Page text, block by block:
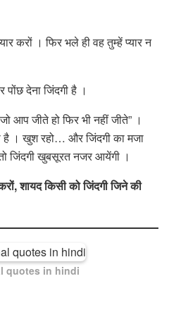
करों । फिर भले ही वह तुम्हें प्यार न
देना जिंदगी है ।
आप जीते हो फिर भी नहीं जीते” ।
है । खुश रहो… और जिंदगी का मजा
जिंदगी खुबसूरत नजर आयेंगी ।
शायद किसी को जिंदगी जिने की
quotes in hindi